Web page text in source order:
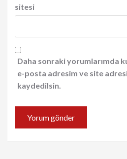
sitesi
Daha sonraki yorumlarımda
e-posta adresim ve site
kaydedilsin.